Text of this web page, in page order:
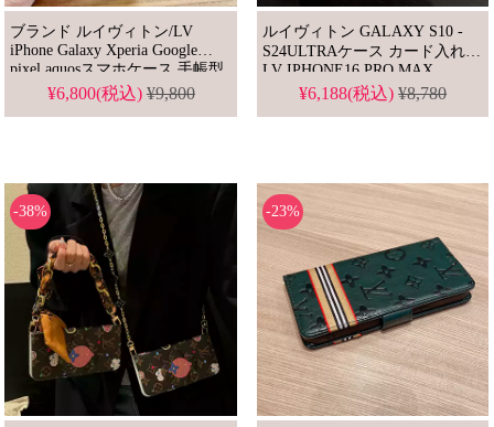
ブランド ルイヴィトン/LV
iPhone Galaxy Xperia Google
pixel aquosスマホケース 手帳型
財布付き 全機種対応 ケース
¥6,800(税込)¥9,800
ルイヴィトン GALAXY S10 -
S24ULTRAケース カード入れ
LV IPHONE16 PRO MAX
iphone17スマホケース 財布付き
¥6,188(税込)¥8,780
-38% -23%